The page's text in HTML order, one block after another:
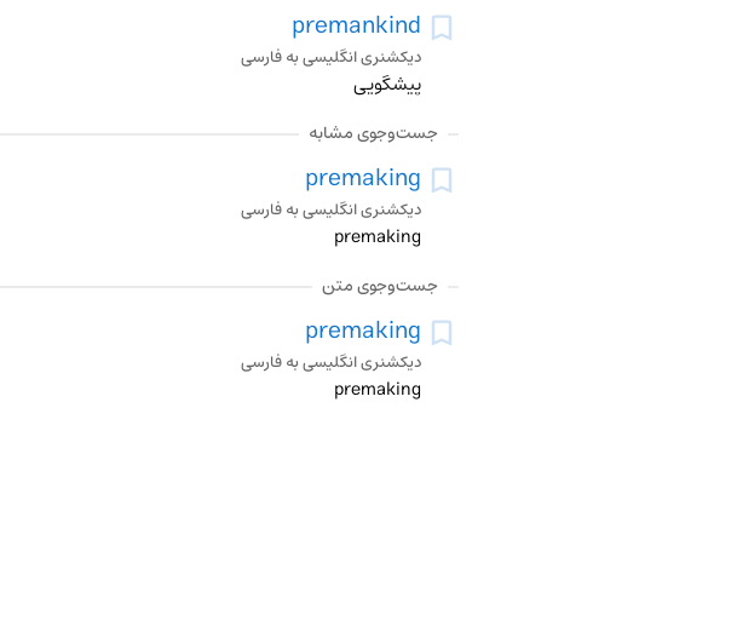
premankind
دیکشنری انگلیسی به فارسی
پیشگویی
جست‌وجوی مشابه
premaking
دیکشنری انگلیسی به فارسی
premaking
جست‌وجوی متن
premaking
دیکشنری انگلیسی به فارسی
premaking